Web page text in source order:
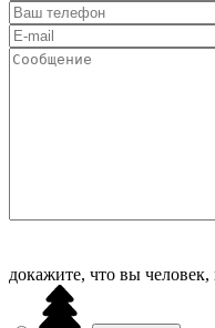
докажите, что вы человек,